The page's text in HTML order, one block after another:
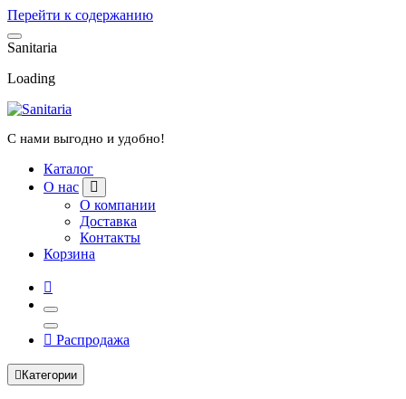
Перейти к содержанию
Sanitaria
Loading
С нами выгодно и удобно!
Каталог
О нас
О компании
Доставка
Контакты
Корзина
Распродажа
Категории